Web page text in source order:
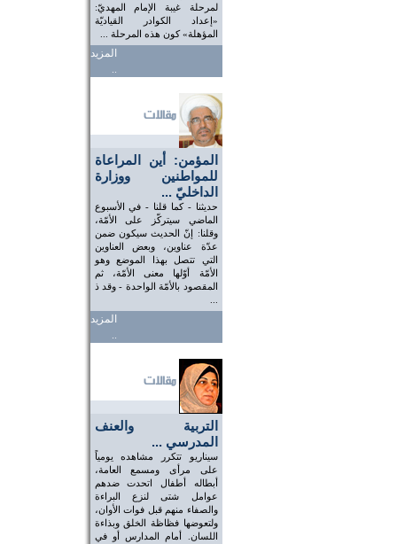
لمرحلة غيبة الإمام المهديّ:
«إعداد الكوادر القياديّة
المؤهلة» كون هذه المرحلة ...
المزيد
..
المؤمن: أين المراعاة
للمواطنين ووزارة
الداخليّ ...
حديثنا - كما قلنا - في الأسبوع
الماضي سيتركّز على الأمّة،
وقلنا: إنّ الحديث سيكون ضمن
عدّة عناوين، وبعض العناوين
التي تتصل بهذا الموضع وهو
الأمّة أوّلها معنى الأمّة، ثم
المقصود بالأمّة الواحدة - وقد ذ
المزيد
..
التربية والعنف
المدرسي ...
سيناريو تتكرر مشاهده يومياً
على مرأى ومسمع العامة،
أبطاله أطفال اتحدت ضدهم
عوامل شتى لنزع البراءة
والصفاء منهم قبل فوات الأوان،
ولتعوضها فظاظة الخلق وبذاءة
اللسان. أمام المدارس أو في